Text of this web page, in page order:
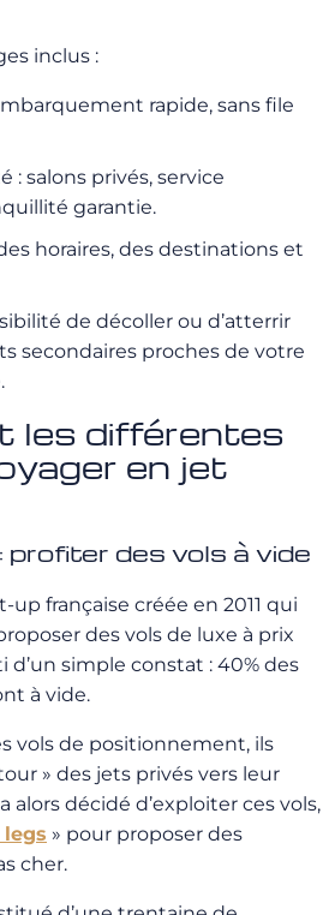
inclus :
rapide, sans file
salons privés, service
garantie.
horaires, des destinations et
de décoller ou d’atterrir
secondaires proches de votre
les différentes
en jet
profiter des vols à vide
up française créée en 2011 qui
des vols de luxe à prix
d’un simple constat : 40% des
à vide.
vols de positionnement, ils
» des jets privés vers leur
alors décidé d’exploiter ces vols,
» pour proposer des
cher.